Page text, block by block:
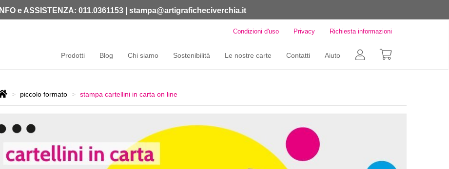
INFO e ASSISTENZA: 011.0361153‬| stampa@artigraficheciverchia.it
Condizioni d'uso Privacy Richiesta informazioni
Prodotti Blog Chi siamo Sostenibilità Le nostre carte Contatti Aiuto
piccolo formato stampa cartellini in carta on line